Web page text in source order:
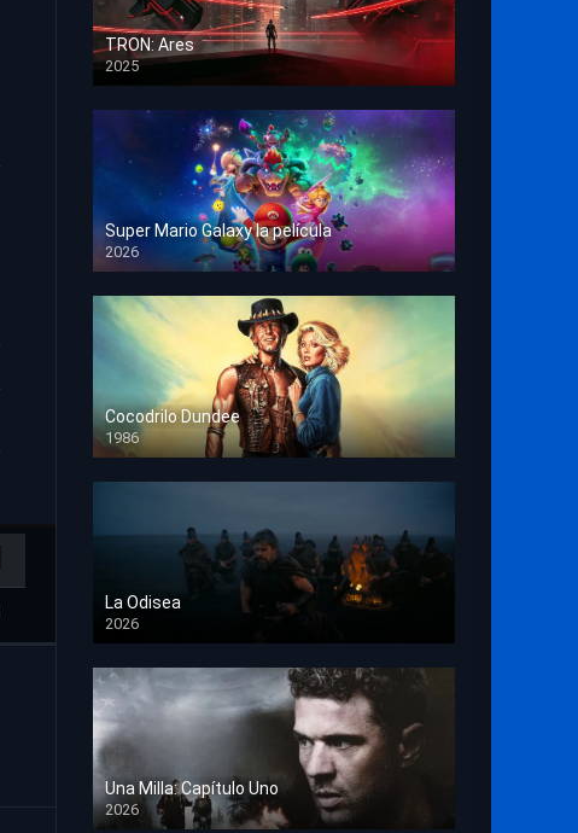
TRON: Ares
2025
HD 1080p
Super Mario Galaxy la película
2026
HD 1080p
Cocodrilo Dundee
1986
HD 1080p
La Odisea
2026
TS Screener
Una Milla: Capítulo Uno
2026
HD 1080p